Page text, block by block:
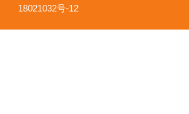
18021032号-12